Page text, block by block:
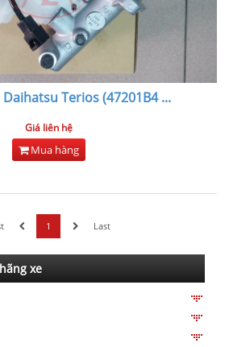
Terios (47201B4...
Giá liên hệ
Mua hàng
1 Last
xe